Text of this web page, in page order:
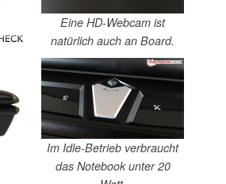
Eine HD-Webcam ist
natürlich auch an Board.
Im Idle-Betrieb verbraucht
das Notebook unter 20